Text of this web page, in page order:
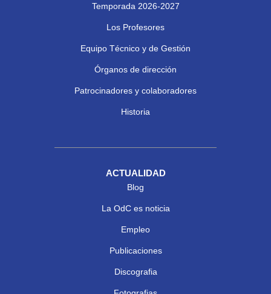
Temporada 2026-2027
Los Profesores
Equipo Técnico y de Gestión
Órganos de dirección
Patrocinadores y colaboradores
Historia
ACTUALIDAD
Blog
La OdC es noticia
Empleo
Publicaciones
Discografia